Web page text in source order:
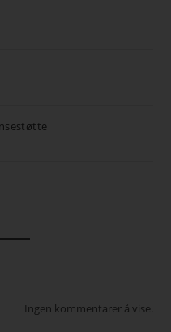
Ingen kommentarer å vise.